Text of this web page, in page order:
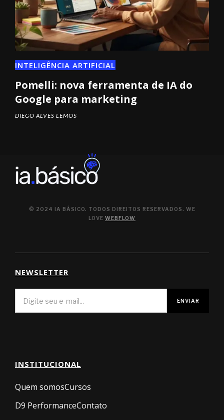
INTELIGÊNCIA ARTIFICIAL
Pomelli: nova ferramenta de IA do
Google para marketing
DIEGO ALVES LEMOS
© 2024 IA BÁSICO. TODOS DIREITOS RESERVADOS. WE
LOVE WEBFLOW
NEWSLETTER
INSTITUCIONAL
Quem somosCursos
D9 PerformanceContato